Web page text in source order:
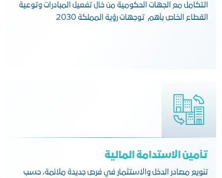
التكامل مع الجهات الحكومية من خال تفعيل المبادرات وتوعية
القطاع الخاص بأهم توجهات رؤية المملكة 2030
تأمين الاستدامة المالية
تنويع مصادر الدخل والاستثمار في فرص جديدة ملائمة، حسب